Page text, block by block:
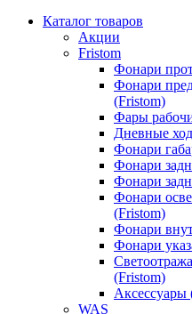
Каталог товаров
Акции
Fristom
Фонари
Фонари
(Fristom)
Фары
Дневные
Фонари
Фонари
Фонари
Фонари
(Fristom)
Фонари
Фонари
(Fristom)
Аксессуары
WAS